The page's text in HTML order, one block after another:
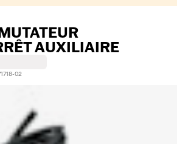
AUXILIAIRE
02